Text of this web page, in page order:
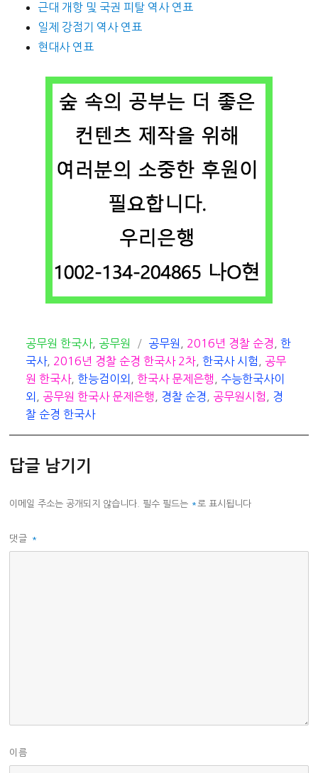
근대 개항 및 국권 피탈 역사 연표
일제 강점기 역사 연표
현대사 연표
카
테
고
리
공무원 한국사, 공무원
태
그
공무원 2016년 경찰 순경
한
국사, 2016년 경찰 순경 한국사 2차 ,한국사 시험
공무
원 한국사,한능검이외 ,한국사 문제은행
수능한국사이
외
공무원 한국사 문제은행 경찰 순경 공무원시험
경
찰 순경 한국사
답글 남기기
이메일 주소는 공개되지 않습니다. 필수 필드는 *로 표시됩니다
댓글 *
이름